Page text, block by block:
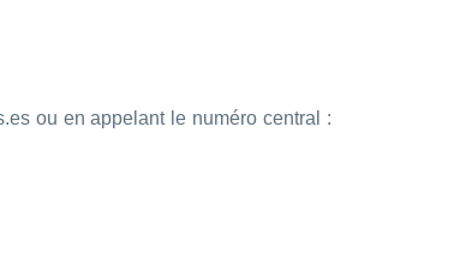
ou en appelant le numéro central :